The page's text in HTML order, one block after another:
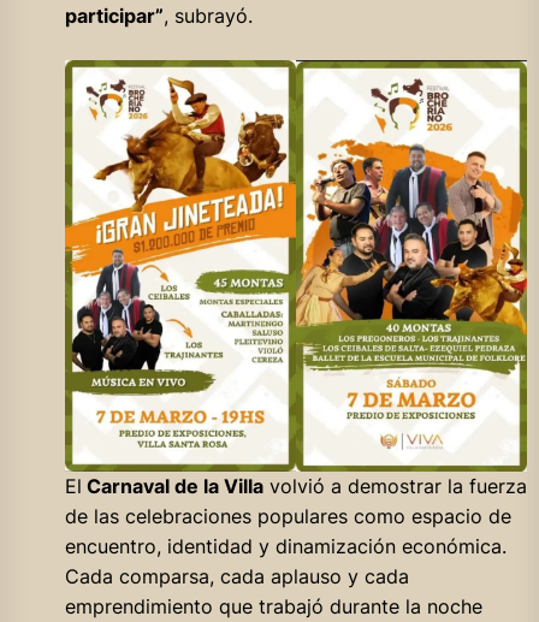
participar”, subrayó.
El Carnaval de la Villavolvió a demostrar la fuerza
de las celebraciones populares como espacio de
encuentro, identidad y dinamización económica.
Cada comparsa, cada aplauso y cada
emprendimiento que trabajó durante la noche